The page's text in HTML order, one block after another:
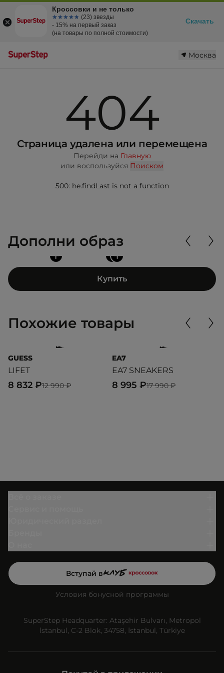
Москва
404
Страница удалена или перемещена
Перейди на Главную
или воспользуйся Поиском
500: he.findLast is not a function
Дополни образ
+
+ +
Купить
Похожие товары
GUESS
LIFET
12 990 ₽
8 832 ₽
EA7
EA7 SNEAKERS
17 990 ₽
8 995 ₽
Вступай в
Условия бонусной программы
SuperStep Headquarter: Ataşehir Bulvarı, Metropol
İstanbul, C-2 Blok, 34758, İstanbul, Türkiye
Кроссовки и не только
☆☆☆☆☆
★★★★★ (23) звезды
- 15% на первый заказ
(на товары по полной стоимости)
Скачать